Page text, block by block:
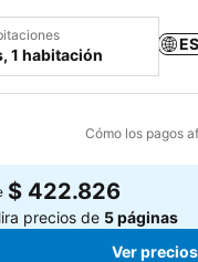
1 habitación
Cómo los pagos
a favoritos
$ 422.826
precios de 5 páginas
Ver precios